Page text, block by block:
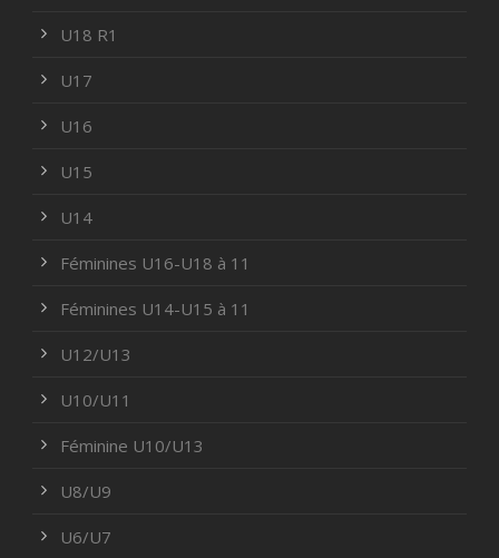
U18 R1
U17
U16
U15
U14
Féminines U16-U18 à 11
Féminines U14-U15 à 11
U12/U13
U10/U11
Féminine U10/U13
U8/U9
U6/U7